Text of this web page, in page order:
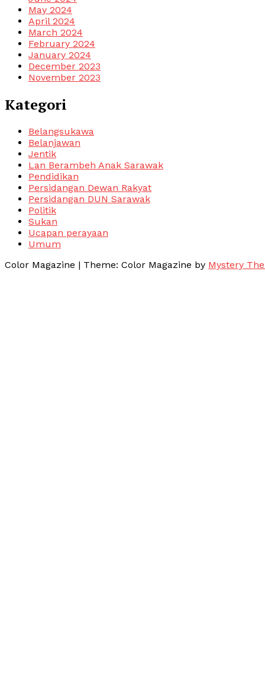
May 2024
April 2024
March 2024
February 2024
January 2024
December 2023
November 2023
Kategori
Belangsukawa
Belanjawan
Jentik
Lan Berambeh Anak Sarawak
Pendidikan
Persidangan Dewan Rakyat
Persidangan DUN Sarawak
Politik
Sukan
Ucapan perayaan
Umum
Color Magazine | Theme: Color Magazine by Mystery